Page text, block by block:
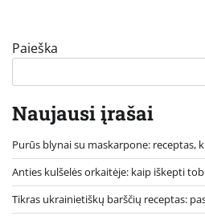
Paieška
Naujausi įrašai
Purūs blynai su maskarpone: receptas,
Anties kulšelės orkaitėje: kaip iškepti
Tikras ukrainietiškų barščių receptas: